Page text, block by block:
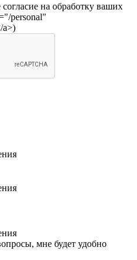
на обработку ваших
personal"
a>)
мне будет удобно